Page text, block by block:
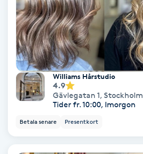
Nagelvård
Naglar borttagning
Naglar reparation
Naprapati
Williams Hårstudio
4.9
Gävlegatan 1, Stockholm
Tider fr. 10:00, Imorgon
Betala senare Presentkort